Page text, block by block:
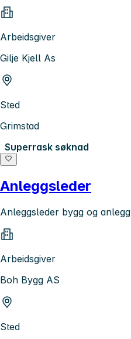
Arbeidsgiver
Gilje Kjell As
Sted
Grimstad
Superrask søknad
Anleggsleder
Anleggsleder bygg og anlegg
Arbeidsgiver
Boh Bygg AS
Sted